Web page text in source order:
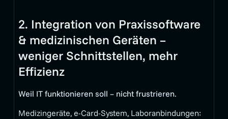
2. Integration von Praxissoftware
& medizinischen Geräten –
weniger Schnittstellen, mehr
Effizienz
Weil IT funktionieren soll – nicht frustrieren.
Medizingeräte, e-Card-System, Laboranbindungen: